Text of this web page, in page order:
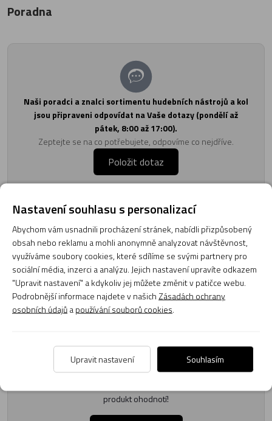
Poradna
Naši poradci a znalci sortimentu hudebních nástrojů a kol
jsou připraveni odpovídat na Vaše dotazy (pondělí až
pátek, 8:00 až 17:00).
Zeptejte se na co potřebujete, odpovíme co nejdříve.
Položit dotaz
Texty od zákazníků v poradně odrážejí výhradně názory a stanoviska
zákazníků. Provozovatelé e-shopu CMIAS.cz texty zákazníků předem
neschvaluje ani neověřuje.
Zatím zde nejsou žádné dotazy. Buďte první, kdo se zeptá!
produkt ohodnotí!
Nastavení souhlasu s personalizací
Abychom vám usnadnili procházení stránek, nabídli přizpůsobený
obsah nebo reklamu a mohli anonymně analyzovat návštěvnost,
využíváme soubory cookies, které sdílíme se svými partnery pro
sociální média, inzerci a analýzu. Jejich nastavení upravíte odkazem
"Upravit nastavení" a kdykoliv jej můžete změnit v patičce webu.
Podrobnější informace najdete v našich Zásadách ochrany
osobních údajůapoužívání souborů cookies.
Upravit nastavení Souhlasím